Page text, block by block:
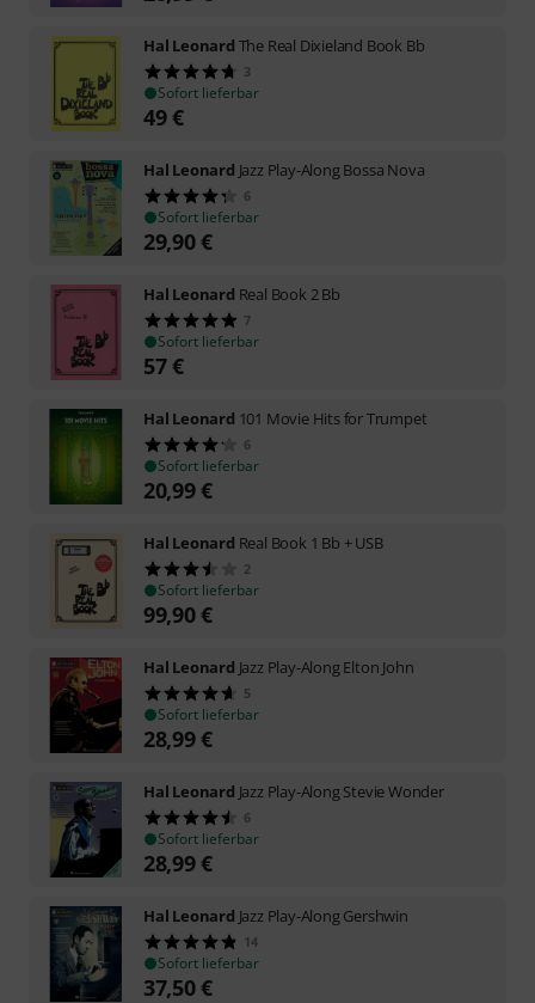
Hal Leonard The Real Dixieland Book Bb
3
Sofort lieferbar
49€
Hal Leonard Jazz Play-Along Bossa Nova
6
Sofort lieferbar
29,90€
Hal Leonard Real Book 2 Bb
7
Sofort lieferbar
57€
Hal Leonard 101 Movie Hits for Trumpet
6
Sofort lieferbar
20,99€
Hal Leonard Real Book 1 Bb + USB
2
Sofort lieferbar
99,90€
Hal Leonard Jazz Play-Along Elton John
5
Sofort lieferbar
28,99€
Hal Leonard Jazz Play-Along Stevie Wonder
6
Sofort lieferbar
28,99€
Hal Leonard Jazz Play-Along Gershwin
14
Sofort lieferbar
37,50€